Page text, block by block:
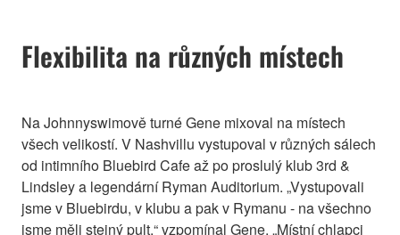
Flexibilita na různých místech
Na Johnnyswimově turné Gene mixoval na místech
všech velikostí. V Nashvillu vystupoval v různých sálech
od intimního Bluebird Cafe až po proslulý klub 3rd &
Lindsley a legendární Ryman Auditorium. „Vystupovali
jsme v Bluebirdu, v klubu a pak v Rymanu - na všechno
jsme měli stejný pult,“ vzpomínal Gene. „Místní chlapci